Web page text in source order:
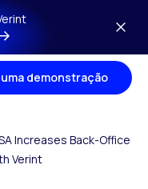
demonstração
Increases Back-Office
Verint